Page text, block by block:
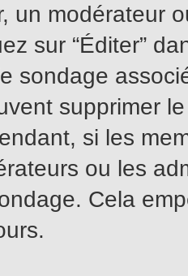
un modérateur
sur “Éditer”
sondage
supprimer
si les
ou les
Cela